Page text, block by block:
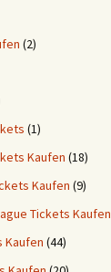
(2)
(1)
Kaufen (18)
Kaufen (9)
Tickets Kaufen
Kaufen (44)